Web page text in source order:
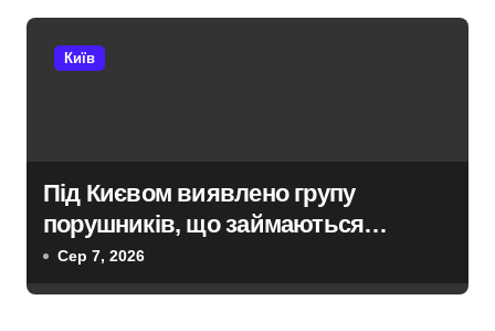
Київ
Під Києвом виявлено групу
порушників, що займаються
незаконною вирубкою лісу
Сер 7, 2026